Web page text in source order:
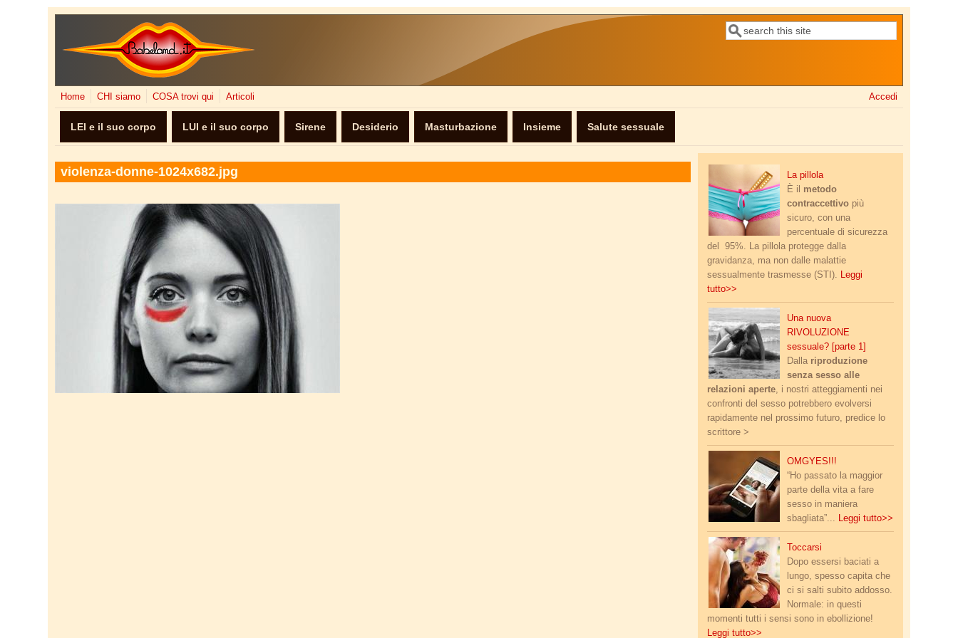
Salta al contenuto principale
Form di ricerca
Cerca
Home CHI siamo COSA trovi qui Articoli Accedi
LEI e il suo corpo LUI e il suo corpo Sirene Desiderio Masturbazione Insieme Salute sessuale
violenza-donne-1024x682.jpg pillola.png
La pillola
È il metodo
contraccettivo più
sicuro, con una
percentuale di sicurezza
del 95%. La pillola protegge dalla
gravidanza, ma non dalle malattie
sessualmente trasmesse (STI). Leggi
tutto>>
sesso_e_amore.jpgUna nuova
RIVOLUZIONE
sessuale? [parte 1]
Dalla riproduzione
senza sesso alle
relazioni aperte, i nostri atteggiamenti nei
confronti del sesso potrebbero evolversi
rapidamente nel prossimo futuro, predice lo
scrittore >
omgyes.jpg
OMGYES!!!
“Ho passato la maggior
parte della vita a fare
sesso in maniera
sbagliata”... Leggi tutto>>
accendere_desiderio.jpg
Toccarsi
Dopo essersi baciati a
lungo, spesso capita che
ci si salti subito addosso.
Normale: in questi
momenti tutti i sensi sono in ebollizione!
Leggi tutto>>